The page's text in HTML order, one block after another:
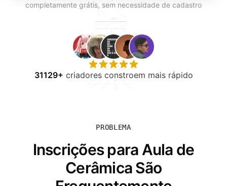
completamente grátis, sem necessidade de cadastro
31129+ criadores constroem mais rápido
PROBLEMA
Inscrições para Aula de
Cerâmica São